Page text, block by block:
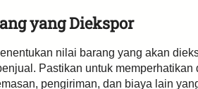
yang Diekspor
nilai barang yang akan
Pastikan untuk
pengiriman, dan biaya lain